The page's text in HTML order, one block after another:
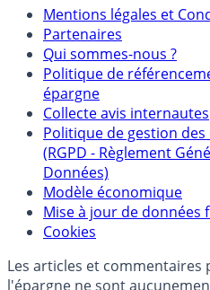
Mentions
Mentions légales et
Partenaires
Qui sommes-nous ?
Politique de
épargne
Collecte avis internautes
Politique de gestion des
(RGPD - Règlement
Données)
Modèle économique
Cookies